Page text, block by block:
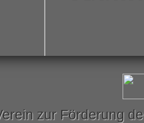
zur Förderung